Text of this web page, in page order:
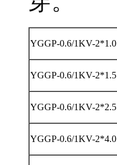
YGGP-0.6/1KV-2*1.0
YGGP-0.6/1KV-2*1.5
YGGP-0.6/1KV-2*2.5
YGGP-0.6/1KV-2*4.0